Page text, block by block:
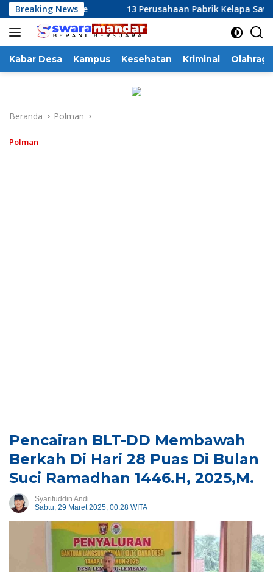
Langsung
ke
konten
Breaking News
Majene 13 Perusahaan Pabrik Kelapa Sawit (PKS)
Kabar Desa Kampus Kesehatan Kriminal Olahraga
Beranda Polman
Polman
Pencairan BLT-DD Membawah
Berkah Di Hari 28 Puas Di Bulan
Suci Ramadhan 1446.H, 2025,M.
Syarifuddin Andi
Sabtu, 29 Maret 2025, 00:28 WITA